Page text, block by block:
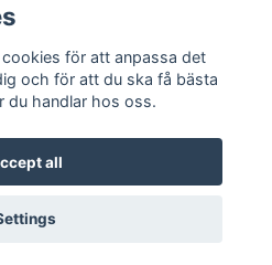
Powered by Quickbutik
för att anpassa det
och för att du ska få bästa
du handlar hos oss.
all